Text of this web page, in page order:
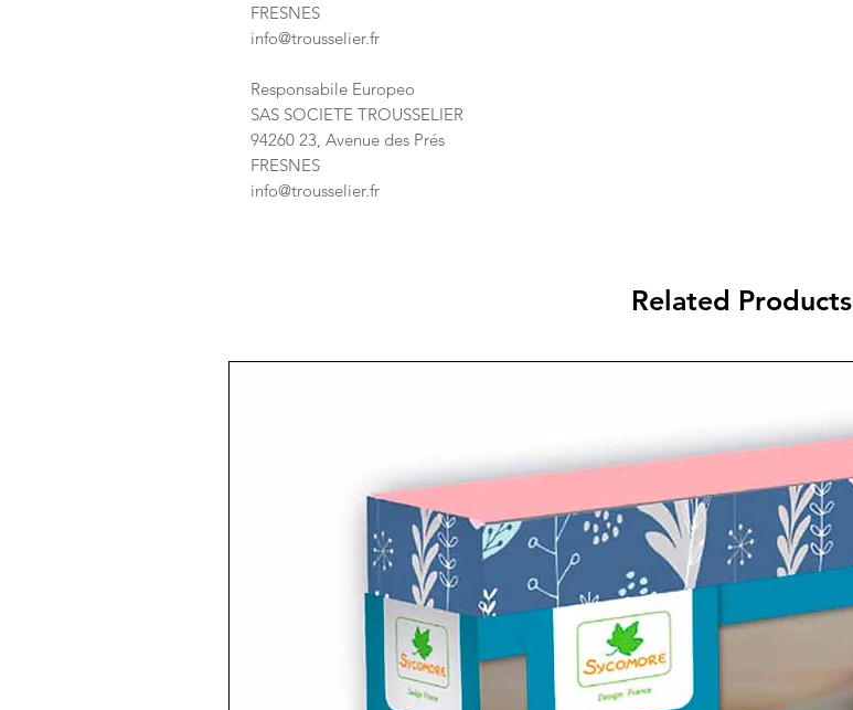
FRESNES
info@trousselier.fr
Responsabile Europeo
SAS SOCIETE TROUSSELIER
94260 23, Avenue des Prés
FRESNES
info@trousselier.fr
Related Products